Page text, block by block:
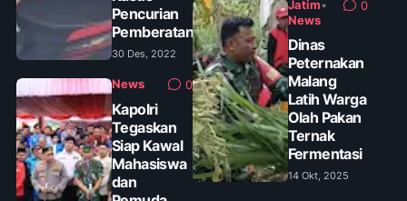
Pencurian
Pemberatan
30 Des, 2022
News 0
Kapolri
Tegaskan
Siap Kawal
Mahasiswa
dan
Jatim•
News
0
Dinas
Peternakan
Malang
Latih Warga
Olah Pakan
Ternak
Fermentasi
14 Okt, 2025